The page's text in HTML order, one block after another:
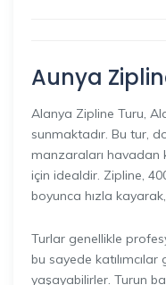
Aunya
Alanya Zipline Turu,
sunmaktadır. Bu tur,
manzaraları havadan
için idealdir. Zipline,
boyunca hızla
Turlar genellikle
bu sayede
yaşayabilirler. Turun